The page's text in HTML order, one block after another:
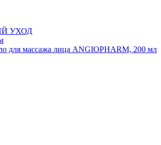
УХОД
для массажа лица ANGIOPHARM, 200 мл